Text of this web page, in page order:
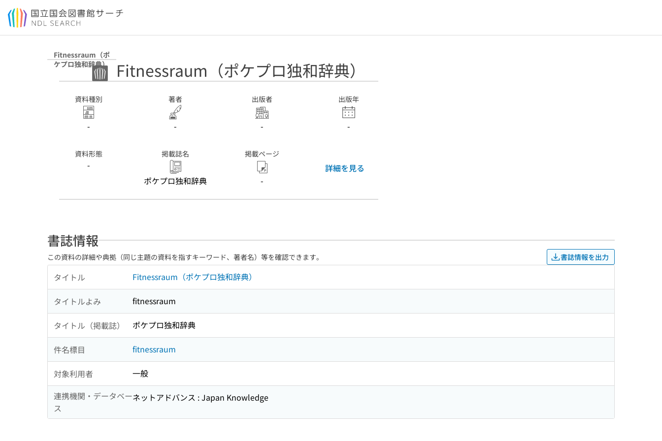
本文へ移動
Fitnessraum（ポ
ケプロ独和辞典）
Fitnessraum（ポケプロ独和辞典）
資料種別
-
著者
-
出版者
-
出版年
-
資料形態
-
掲載誌名
ポケプロ独和辞典
掲載ページ
-
詳細を見る
書誌情報
この資料の詳細や典拠（同じ主題の資料を指すキーワード、著者名）等を確認できます。 書誌情報を出力
タイトル Fitnessraum（ポケプロ独和辞典）
タイトルよみ fitnessraum
タイトル（掲載誌） ポケプロ独和辞典
件名標目 fitnessraum
対象利用者
一般
連携機関・データベー
ス
ネットアドバンス : Japan Knowledge